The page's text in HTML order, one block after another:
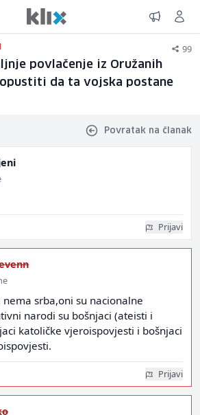
99
povlačenje iz Oružanih
da ta vojska postane
Povratak na članak
Prijavi
nema srba,oni su nacionalne
narodi su bošnjaci (ateisti i
katoličke vjeroispovjesti i bošnjaci
Prijavi